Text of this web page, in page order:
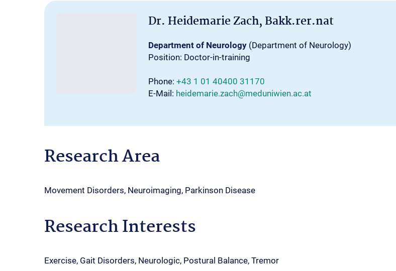
Dr. Heidemarie Zach, Bakk.rer.nat
Department of Neurology (Department of Neurology)
Position: Doctor-in-training
Phone: +43 1 01 40400 31170
E-Mail: heidemarie.zach@meduniwien.ac.at
Research Area
Movement Disorders, Neuroimaging, Parkinson Disease
Research Interests
Exercise, Gait Disorders, Neurologic, Postural Balance, Tremor